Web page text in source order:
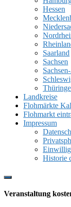
Hessen
Saarland
Sachsen
Landkreise
Flohmärkte
Flohmarkt
Impressum
Historie
Show
Content
Veranstaltung